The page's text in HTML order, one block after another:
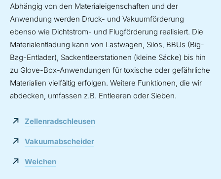
Abhängig von den Materialeigenschaften und der
Anwendung werden Druck- und Vakuumförderung
ebenso wie Dichtstrom- und Flugförderung realisiert. Die
Materialentladung kann von Lastwagen, Silos, BBUs (Big-
Bag-Entlader), Sackentleerstationen (kleine Säcke) bis hin
zu Glove-Box-Anwendungen für toxische oder gefährliche
Materialien vielfältig erfolgen. Weitere Funktionen, die wir
abdecken, umfassen z.B. Entleeren oder Sieben.
Zellenradschleusen
Vakuumabscheider
Weichen